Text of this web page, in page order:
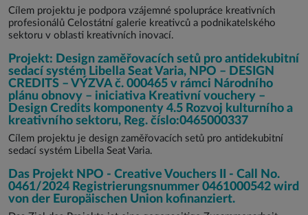
Cílem projektu je podpora vzájemné spolupráce kreativních
profesionálů Celostátní galerie kreativců a podnikatelského
sektoru v oblasti kreativních inovací.
Projekt: Design zaměřovacích setů pro antidekubitní
sedací systém Libella Seat Varia, NPO – DESIGN
CREDITS – VÝZVA č. 000465 v rámci Národního
plánu obnovy – iniciativa Kreativní vouchery –
Design Credits komponenty 4.5 Rozvoj kulturního a
kreativního sektoru, Reg. číslo:0465000337
Cílem projektu je design zaměřovacích setů pro antidekubitní
sedací systém Libella Seat Varia.
Das Projekt NPO - Creative Vouchers II - Call No.
0461/2024 Registrierungsnummer 0461000542 wird
von der Europäischen Union kofinanziert.